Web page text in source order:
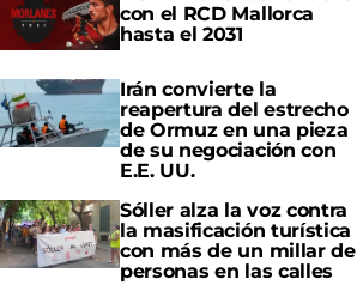
con el RCD Mallorca
hasta el 2031
Irán convierte la
reapertura del estrecho
de Ormuz en una pieza
de su negociación con
E.E. UU.
Sóller alza la voz contra
la masificación turística
con más de un millar de
personas en las calles